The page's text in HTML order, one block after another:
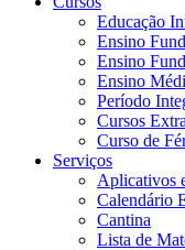
Educação
Ensino
Ensino
Ensino
Período
Cursos
Curso de
Serviços
Aplicativos
Calendário
Cantina
Lista de